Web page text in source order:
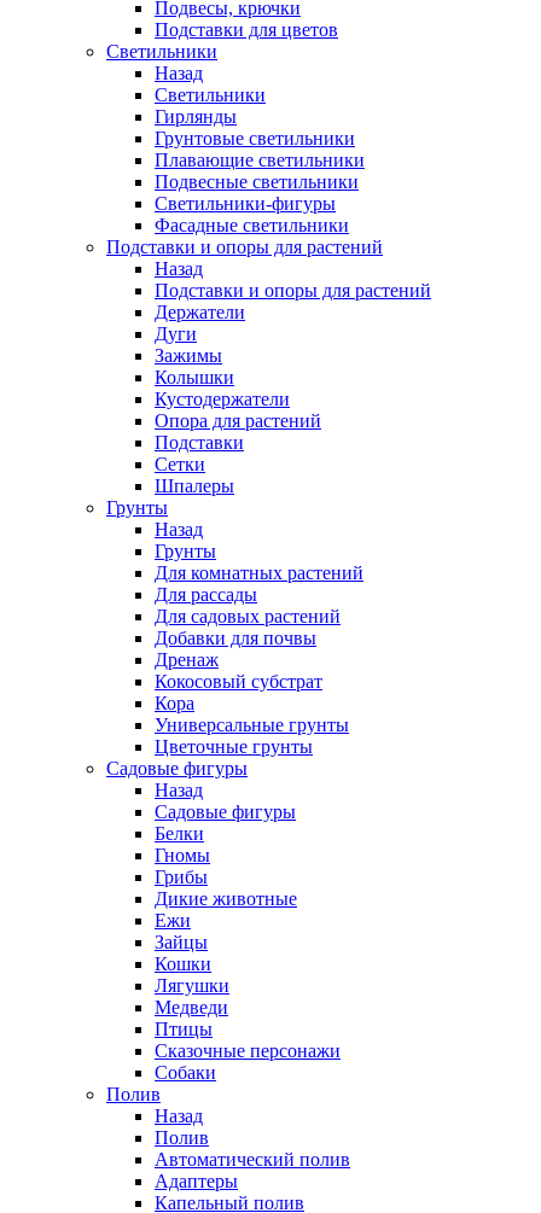
Подвесы, крючки
Подставки для цветов
Светильники
Назад
Светильники
Гирлянды
Грунтовые светильники
Плавающие светильники
Подвесные светильники
Светильники-фигуры
Фасадные светильники
Подставки и опоры для растений
Назад
Подставки и опоры для растений
Держатели
Дуги
Зажимы
Колышки
Кустодержатели
Опора для растений
Подставки
Сетки
Шпалеры
Грунты
Назад
Грунты
Для комнатных растений
Для рассады
Для садовых растений
Добавки для почвы
Дренаж
Кокосовый субстрат
Кора
Универсальные грунты
Цветочные грунты
Садовые фигуры
Назад
Садовые фигуры
Белки
Гномы
Грибы
Дикие животные
Ежи
Зайцы
Кошки
Лягушки
Медведи
Птицы
Сказочные персонажи
Собаки
Полив
Назад
Полив
Автоматический полив
Адаптеры
Капельный полив